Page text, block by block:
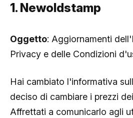
1. Newoldstamp
Oggetto: Aggiornamenti
Privacy e delle Condizioni
Hai cambiato l'informativa
deciso di cambiare i prezzi
Affrettati a comunicarlo agli